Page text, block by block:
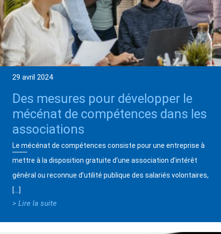
29 avril 2024
Des mesures pour développer le
mécénat de compétences dans les
associations
Le mécénat de compétences consiste pour une entreprise à
mettre à la disposition gratuite d’une association d’intérêt
général ou reconnue d’utilité publique des salariés volontaires,
[…]
> Lire la suite